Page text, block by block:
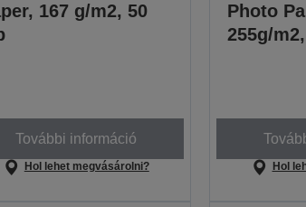
167 g/m2, 50
További információ
Hol lehet megvásárolni?
Photo
255g/
Hol